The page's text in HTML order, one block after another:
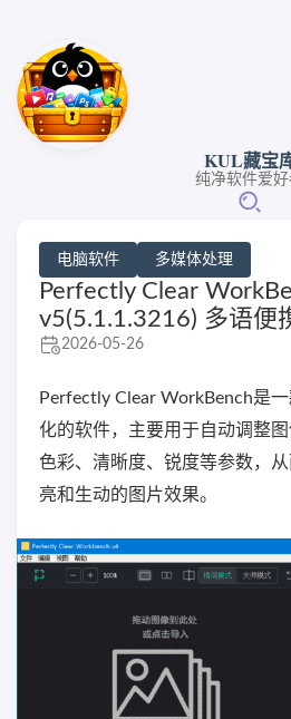
KUL藏宝
纯净软件爱
电脑软件 多媒体处理
Perfectly Clear
v5(5.1.1.3216) 多语便
2026-05-26
Perfectly Clear WorkBench是
化的软件，主要用于自动调整图
色彩、清晰度、锐度等参数，
亮和生动的图片效果。